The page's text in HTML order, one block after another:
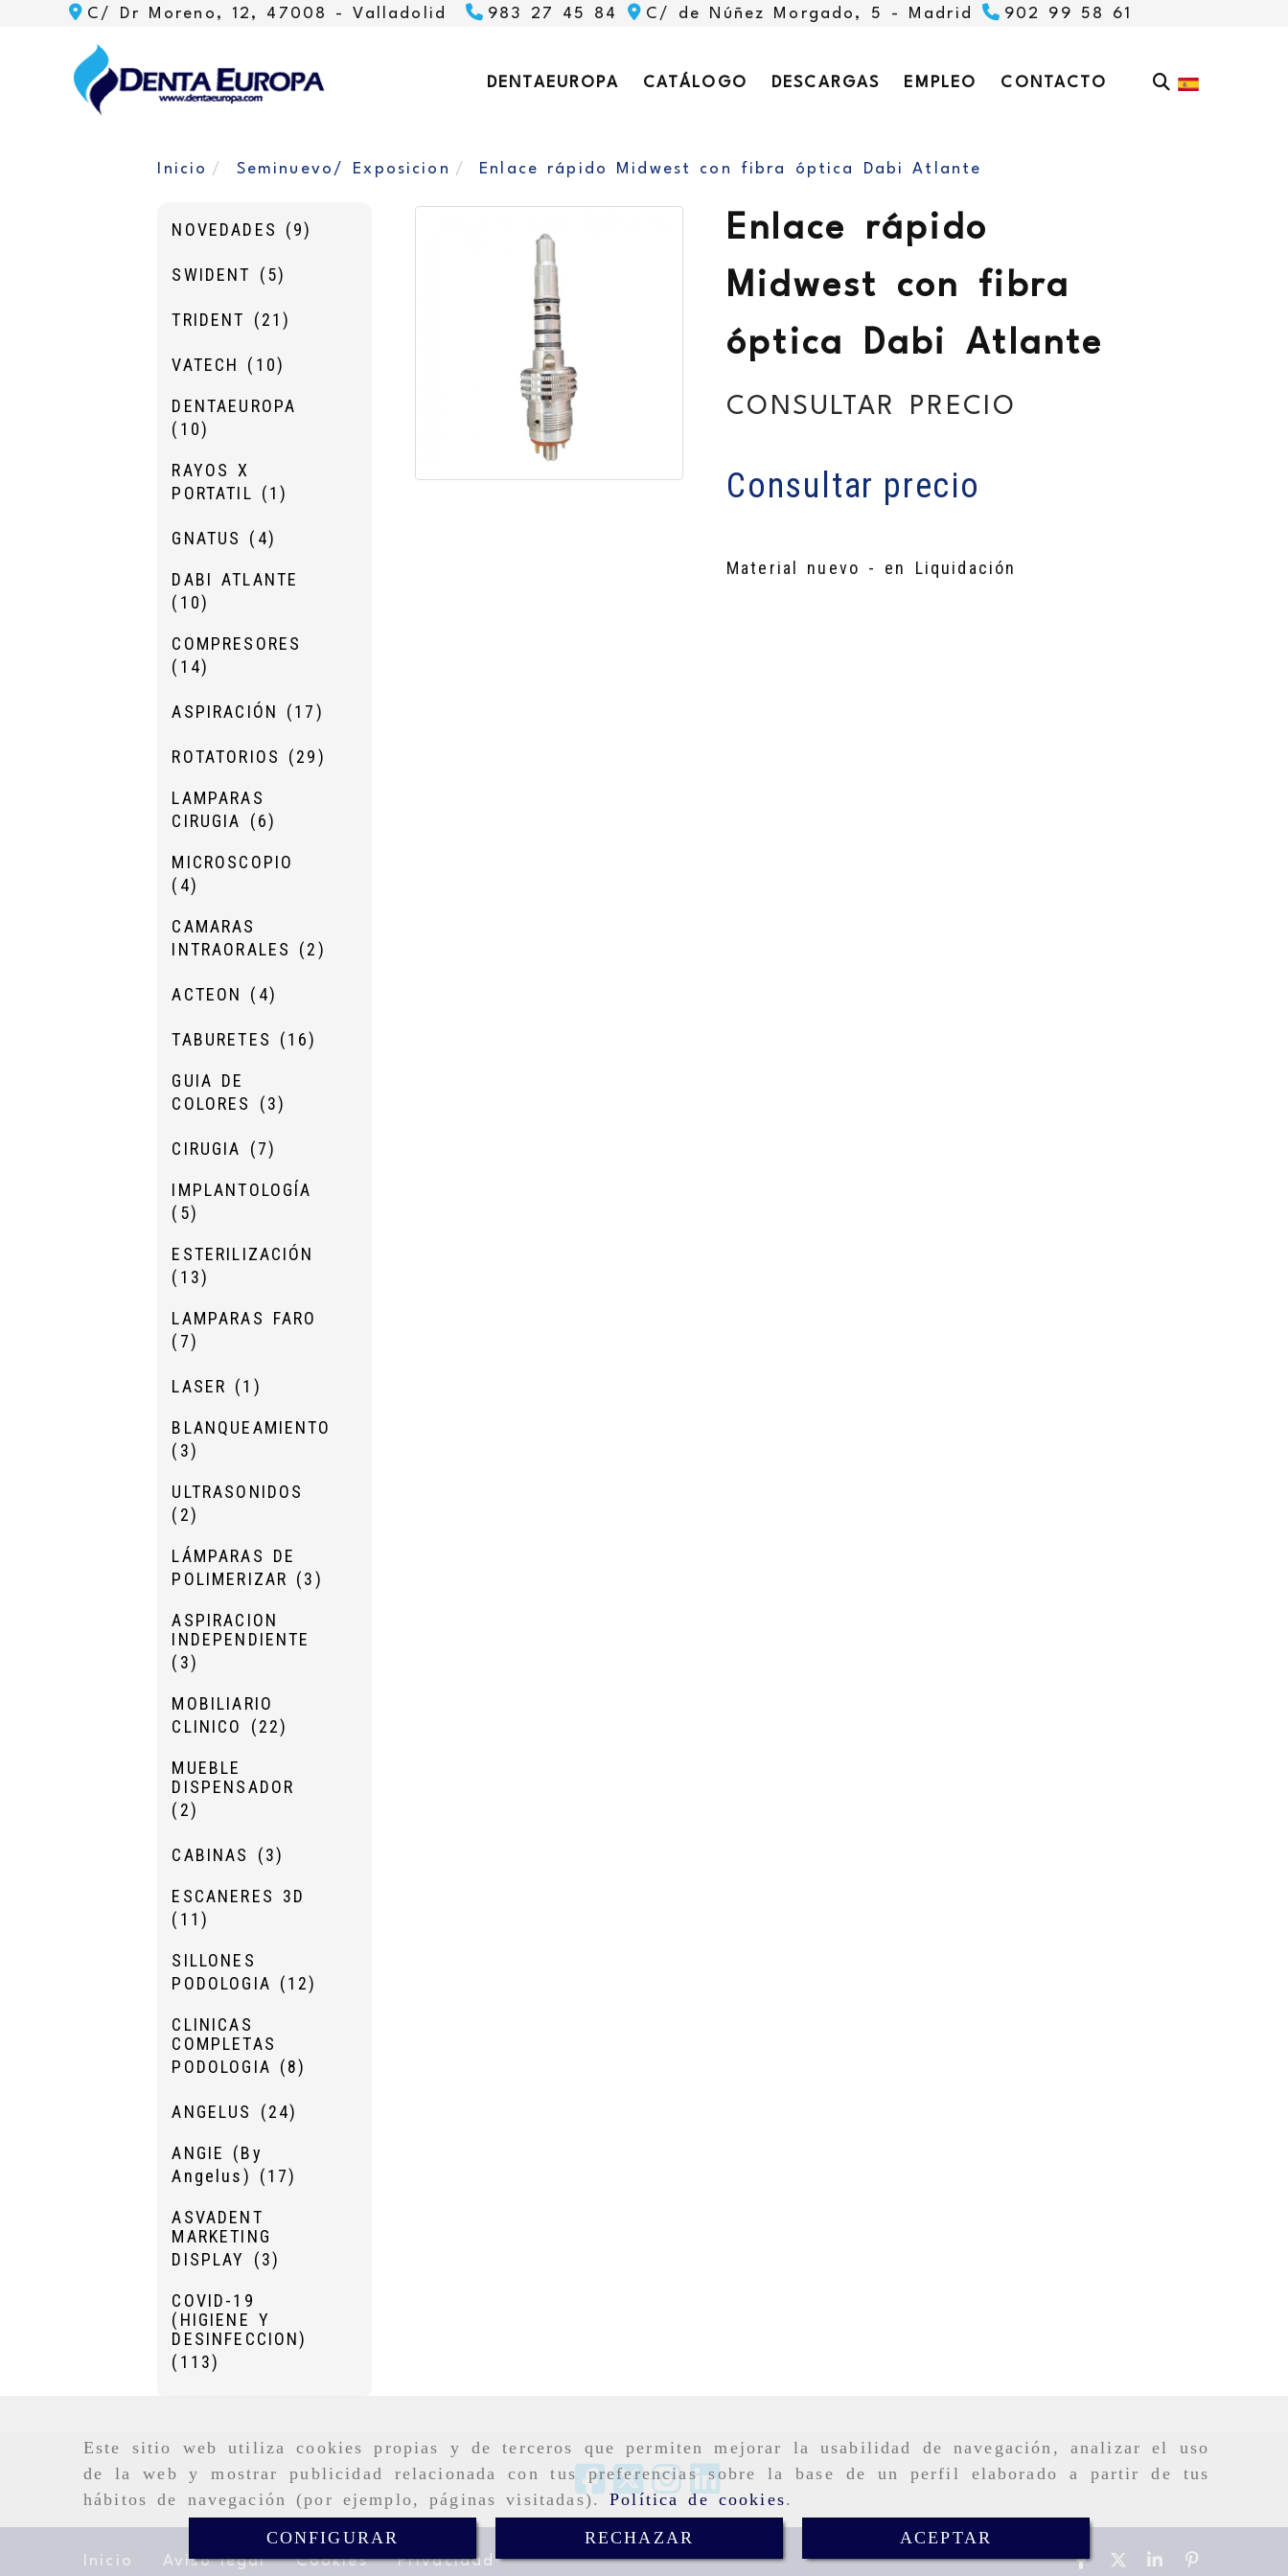
Este sitio web utiliza cookies propias y de terceros que permiten mejorar la usabilidad de navegación, analizar el uso
de la web y mostrar publicidad relacionada con tus preferencias sobre la base de un perfil elaborado a partir de tus
hábitos de navegación (por ejemplo, páginas visitadas).Política de cookies.
CONFIGURAR RECHAZAR ACEPTAR
C/ Dr Moreno, 12, 47008 -Valladolid 983 27 45 84 C/ de Núñez Morgado, 5 - Madrid 902 99 58 61
DENTAEUROPA CATÁLOGO DESCARGAS EMPLEO CONTACTO
Inicio Seminuevo/ Exposicion Enlace rápido Midwest con fibra óptica Dabi Atlante
NOVEDADES (9)
SWIDENT (5)
TRIDENT (21)
VATECH (10)
DENTAEUROPA
(10)
RAYOS X
PORTATIL (1)
GNATUS (4)
DABI ATLANTE
(10)
COMPRESORES
(14)
ASPIRACIÓN (17)
ROTATORIOS (29)
LAMPARAS
CIRUGIA (6)
MICROSCOPIO
(4)
CAMARAS
INTRAORALES (2)
ACTEON (4)
TABURETES (16)
GUIA DE
COLORES (3)
CIRUGIA (7)
IMPLANTOLOGÍA
(5)
ESTERILIZACIÓN
(13)
LAMPARAS FARO
(7)
LASER (1)
BLANQUEAMIENTO
(3)
ULTRASONIDOS
(2)
LÁMPARAS DE
POLIMERIZAR (3)
ASPIRACION
INDEPENDIENTE
(3)
MOBILIARIO
CLINICO (22)
MUEBLE
DISPENSADOR
(2)
CABINAS (3)
ESCANERES 3D
(11)
SILLONES
PODOLOGIA (12)
CLINICAS
COMPLETAS
PODOLOGIA (8)
ANGELUS (24)
ANGIE (By
Angelus) (17)
ASVADENT
MARKETING
DISPLAY (3)
COVID-19
(HIGIENE Y
DESINFECCION)
(113)
Enlace rápido
Midwest con fibra
óptica Dabi Atlante
CONSULTAR PRECIO
Consultar precio
Material nuevo - en Liquidación
Inicio Aviso legal Cookies Privacidad